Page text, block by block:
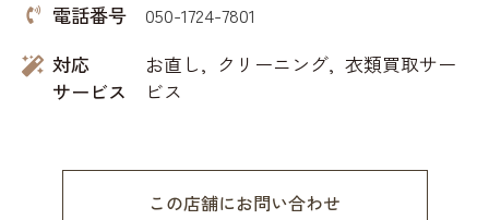
電話番号
050-1724-7801
対応
サービス
お直し クリーニング 衣類買取サー
ビス
この店舗にお問い合わせ